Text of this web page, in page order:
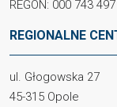
REGON: 000 743 497
REGIONALNE
ul. Głogowska 27
45-315 Opole